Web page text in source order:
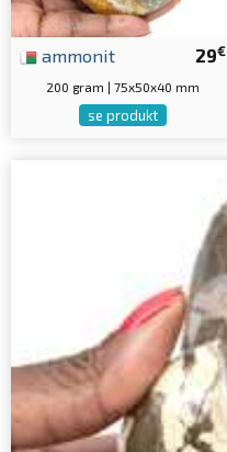
29€
ammonit
200 gram | 75x50x40 mm
se produkt